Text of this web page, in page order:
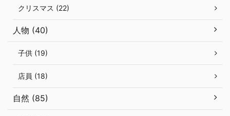
クリスマス (22)
人物 (40)
子供 (19)
店員 (18)
自然 (85)